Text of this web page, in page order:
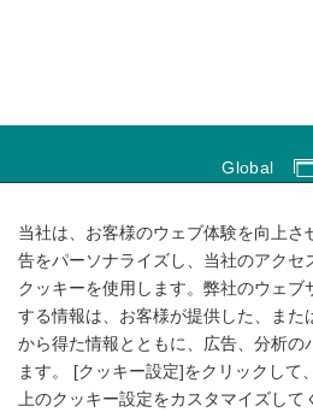
Global
サイトのご利用に
ソーシャルメディ
個人情報保護
サイトマッ
当社は、お客様のウェブ体験を向上さ
告をパーソナライズし、当社のアクセ
クッキーを使用します。弊社のウェブ
する情報は、お客様が提供した、また
から得た情報とともに、広告、分析の
ます。 [クッキー設定]をクリックして
上のクッキー設定をカスタマイズして